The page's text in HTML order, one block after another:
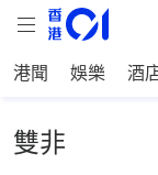
港聞 娛樂 酒
雙非